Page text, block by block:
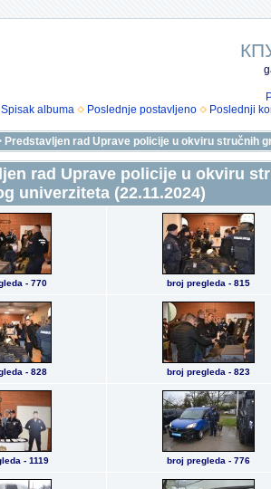
Spisak albuma
Poslednje postavljeno Poslednji
Predstavljen rad Uprave policije u okviru stručnih
rad Uprave policije u okviru
univerziteta (22.11.2024)
- 770 broj pregleda - 815
- 828 broj pregleda - 823
- 1119 broj pregleda - 776